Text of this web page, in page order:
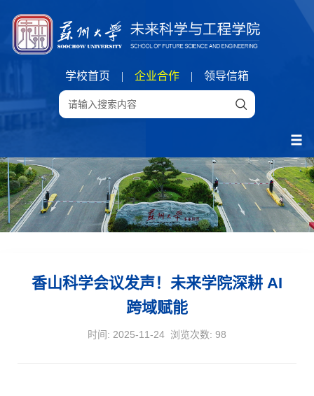
学校首页 | 企业合作 | 领导信箱
香山科学会议发声！未来学院深耕 AI
跨域赋能
时间: 2025-11-24 浏览次数: 98